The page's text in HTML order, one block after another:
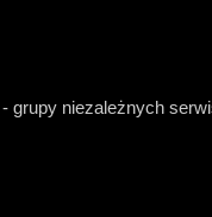
niezależnych